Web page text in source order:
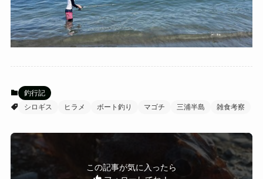
釣行記
シロギス
ヒラメ ボート釣り マゴチ 三浦半島 雑食考察
この記事が気に入ったら